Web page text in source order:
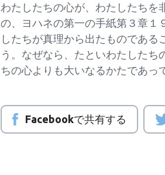
わたしたちの心が、わたしたち
の、ヨハネの第一の手紙第３章１
したちが真理から出たものであ
う。なぜなら、たといわたした
ちの心よりも大いなるかたであっ
Facebookで共有する